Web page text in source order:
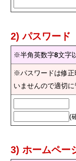
2) パスワード
※半角英数字8文字
※パスワードは修正
いませんので適切に
(
3) ホームペー